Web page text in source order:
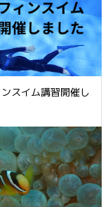
スイム講習開催し